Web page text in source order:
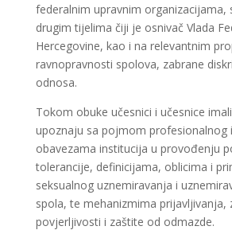
federalnim upravnim organizacijama,
drugim tijelima čiji je osnivač Vlada
Hercegovine, kao i na relevantnim
ravnopravnosti spolova, zabrane
odnosa.
Tokom obuke učesnici i učesnice
upoznaju sa pojmom profesionalnog
obavezama institucija u provođenju
tolerancije, definicijama, oblicima i
seksualnog uznemiravanja i
spola, te mehanizmima prijavljivanja,
povjerljivosti i zaštite od odmazde.